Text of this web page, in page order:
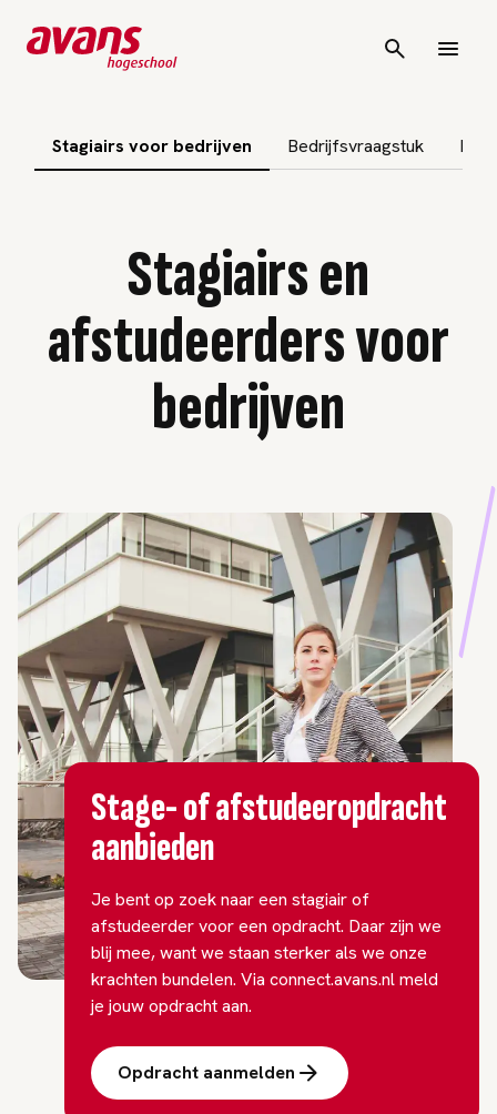
Stagiairs voor bedrijven
Bedrijfsvraagstuk
Stagiairs en
afstudeerders voor
bedrijven
Stage- of afstudeeropdracht
aanbieden
Je bent op zoek naar een stagiair of
afstudeerder voor een opdracht. Daar zijn we
blij mee, want we staan sterker als we onze
krachten bundelen. Via connect.avans.nl meld
je jouw opdracht aan.
Opdracht aanmelden